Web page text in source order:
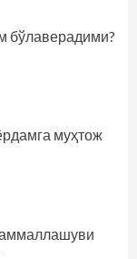
бўлаверадими?
муҳтож